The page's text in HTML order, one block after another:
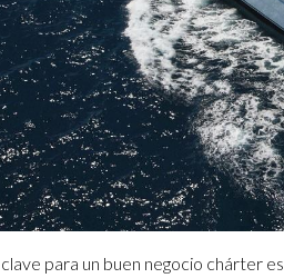
para un buen negocio chárter